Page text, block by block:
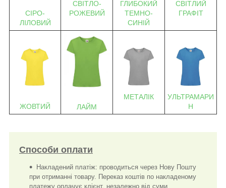
СІРО-
ЛІЛОВИЙ
СВІТЛО-
РОЖЕВИЙ
ГЛИБОКИЙ
ТЕМНО-
СИНІЙ
СВІТЛИЙ
ГРАФІТ
ЖОВТИЙ ЛАЙМ
МЕТАЛІК
УЛЬТРАМАРИ
Н
Способи оплати
Накладений платіж: проводиться через Нову Пошту
при отриманні товару. Переказ коштів по накладеному
платежу оплачує клієнт, незалежно від суми